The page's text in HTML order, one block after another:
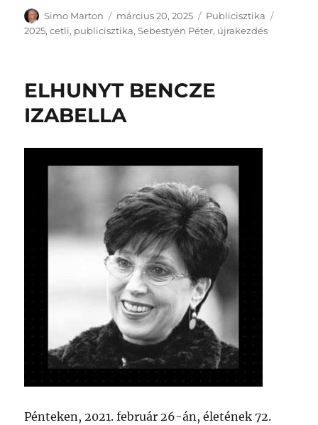
Szerző
Simo Marton Közzétéve
március 20, 2025 Kategória
Publicisztika
2025,cetli, publicisztika,Sebestyén Péter, újrakezdés
ELHUNYT BENCZE
IZABELLA
Pénteken, 2021. február 26-án, életének 72.